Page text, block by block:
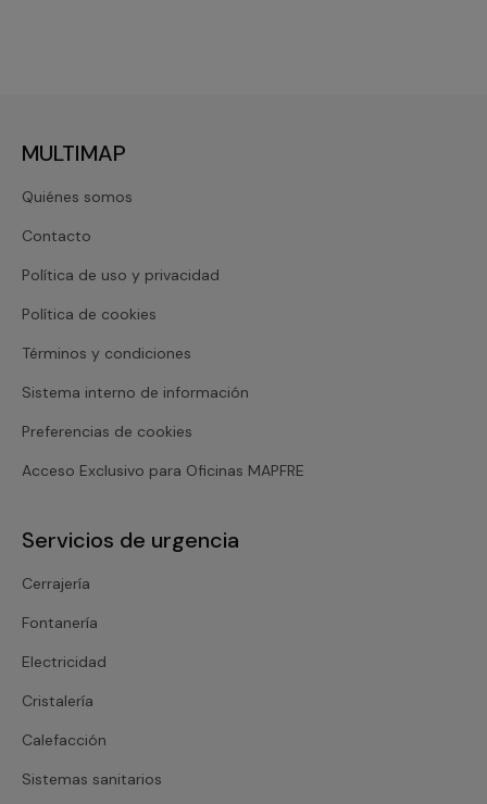
MULTIMAP
Quiénes somos
Contacto
Política de uso y privacidad
Política de cookies
Términos y condiciones
Sistema interno de información
Preferencias de cookies
Acceso Exclusivo para Oficinas MAPFRE
Servicios de urgencia
Cerrajería
Fontanería
Electricidad
Cristalería
Calefacción
Sistemas sanitarios